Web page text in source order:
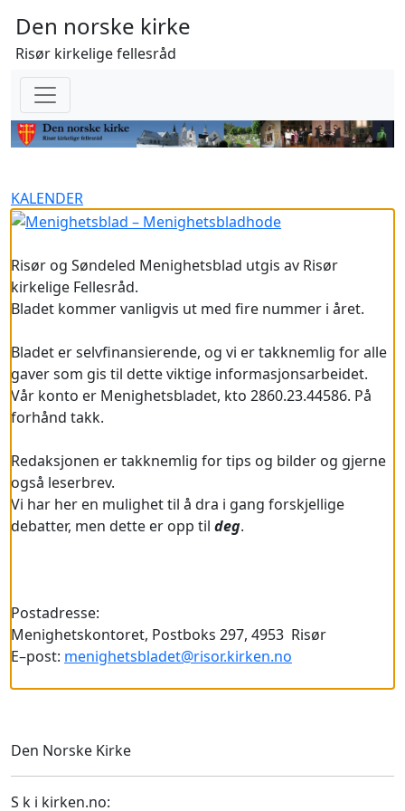
Den norske kirke
Risør kirkelige fellesråd
KALENDER
Risør og Søndeled Menighetsblad utgis av Risør
kirkelige Fellesråd.
Bladet kommer vanligvis ut med fire nummer i året.
Bladet er selvfinansierende, og vi er takknemlig for alle
gaver som gis til dette viktige informasjonsarbeidet.
Vår konto er Menighetsbladet, kto 2860.23.44586. På
forhånd takk.
Redaksjonen er takknemlig for tips og bilder og gjerne
også leserbrev.
Vi har her en mulighet til å dra i gang forskjellige
debatter, men dette er opp til deg.
Postadresse:
Menighetskontoret, Postboks 297, 4953 Risør
E–post: menighetsbladet@risor.kirken.no
Den Norske Kirke
S k i kirken.no: